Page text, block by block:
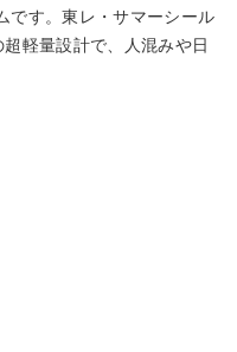
です。東レ・サマーシール
軽量設計で、人混みや日